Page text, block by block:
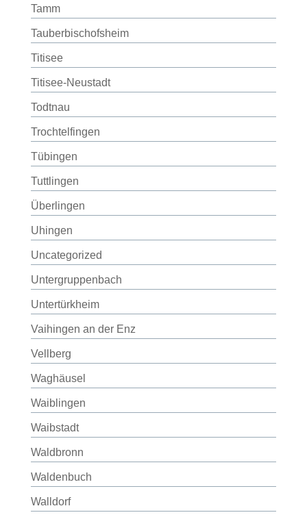
Tamm
Tauberbischofsheim
Titisee
Titisee-Neustadt
Todtnau
Trochtelfingen
Tübingen
Tuttlingen
Überlingen
Uhingen
Uncategorized
Untergruppenbach
Untertürkheim
Vaihingen an der Enz
Vellberg
Waghäusel
Waiblingen
Waibstadt
Waldbronn
Waldenbuch
Walldorf